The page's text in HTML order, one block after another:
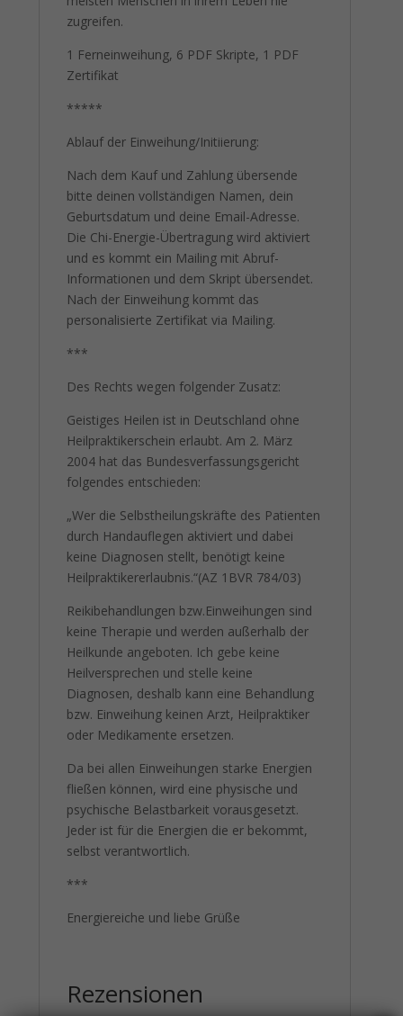
zugreifen.
1 Ferneinweihung, 6 PDF Skripte, 1 PDF
Zertifikat
*****
Ablauf der Einweihung/Initiierung:
Nach dem Kauf und Zahlung übersende
bitte deinen vollständigen Namen, dein
Geburtsdatum und deine Email-Adresse.
Die Chi-Energie-Übertragung wird aktiviert
und es kommt ein Mailing mit Abruf-
Informationen und dem Skript übersendet.
Nach der Einweihung kommt das
personalisierte Zertifikat via Mailing.
***
Des Rechts wegen folgender Zusatz:
Geistiges Heilen ist in Deutschland ohne
Heilpraktikerschein erlaubt. Am 2. März
2004 hat das Bundesverfassungsgericht
folgendes entschieden:
„Wer die Selbstheilungskräfte des Patienten
durch Handauflegen aktiviert und dabei
keine Diagnosen stellt, benötigt keine
Heilpraktikererlaubnis.“(AZ 1BVR 784/03)
Reikibehandlungen bzw.Einweihungen sind
keine Therapie und werden außerhalb der
Heilkunde angeboten. Ich gebe keine
Heilversprechen und stelle keine
Diagnosen, deshalb kann eine Behandlung
bzw. Einweihung keinen Arzt, Heilpraktiker
oder Medikamente ersetzen.
Da bei allen Einweihungen starke Energien
fließen können, wird eine physische und
psychische Belastbarkeit vorausgesetzt.
Jeder ist für die Energien die er bekommt,
selbst verantwortlich.
***
Energiereiche und liebe Grüße
Rezensionen